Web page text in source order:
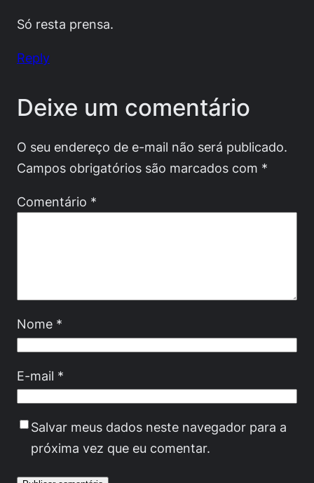
Só resta prensa.
Reply
Deixe um comentário
O seu endereço de e-mail não será publicado.
Campos obrigatórios são marcados com *
Comentário *
Nome *
E-mail *
Salvar meus dados neste navegador para a
próxima vez que eu comentar.